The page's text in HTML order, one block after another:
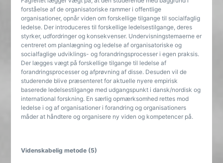
forståelse af de organisatoriske rammer i offentlige
organisationer, opnår viden om forskellige tilgange til socialfaglig
ledelse. Der introduceres til forskellige ledelsestilgange, deres
styrker, udfordringer og konsekvenser. Undervisningstemaerne er
centreret om planlægning og ledelse af organisatoriske og
socialfaglige udviklings- og forandringsprocesser i egen praksis.
Der lægges vægt på forskellige tilgange til ledelse af
forandringsprocesser og afprøvning af disse. Desuden vil de
studerende blive præsenteret for aktuelle nyere empirisk
baserede ledelsestilgange med udgangspunkt i dansk/nordisk og
international forskning. En særlig opmærksomhed rettes mod
ledelse i og af organisationer i forandring og organisationers
måder at håndtere og organisere ny viden og kompetencer på.
Videnskabelig metode (5)